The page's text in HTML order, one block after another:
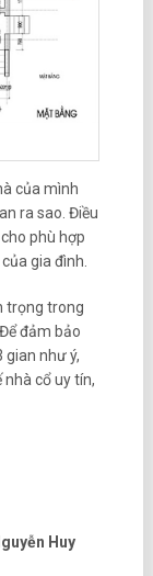
của mình
ra sao. Điều
phù hợp
gia đình.
trọng trong
đảm bảo
như ý,
cổ uy tín,
Huy